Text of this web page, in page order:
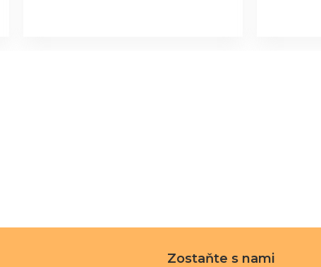
Zostaňte s nami